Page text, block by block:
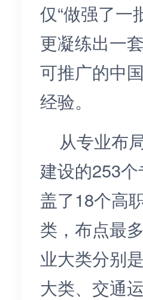
仅“做强了一
更凝练出一套
可推广的中
经验。
从专业布
建设的253
盖了18个高
类，布点最
业大类分别
大类、交通